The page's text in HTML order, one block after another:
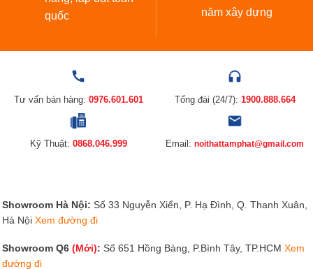
quốc
năm xây dựng
Tư vấn bán hàng: 0976.601.601 Tổng đài (24/7): 1900.888.664
Kỹ Thuật: 0868.046.999 Email: noithattamphat@gmail.com
Showroom Hà Nội: Số 33 Nguyễn Xiển, P. Hạ Đình, Q. Thanh Xuân,
Hà Nội Xem đường đi
Showroom Q6 (Mới): Số 651 Hồng Bàng, P.Bình Tây, TP.HCM Xem
đường đi